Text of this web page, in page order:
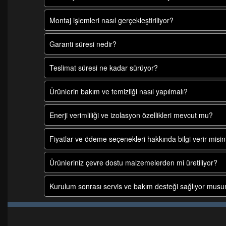
Montaj işlemleri nasıl gerçekleştiriliyor?
Garanti süresi nedir?
Teslimat süresi ne kadar sürüyor?
Ürünlerin bakım ve temizliği nasıl yapılmalı?
Enerji verimliliği ve izolasyon özellikleri mevcut mu?
Fiyatlar ve ödeme seçenekleri hakkında bilgi verir
Ürünleriniz çevre dostu malzemelerden mi üretiliyor?
Kurulum sonrası servis ve bakım desteği sağlıyor